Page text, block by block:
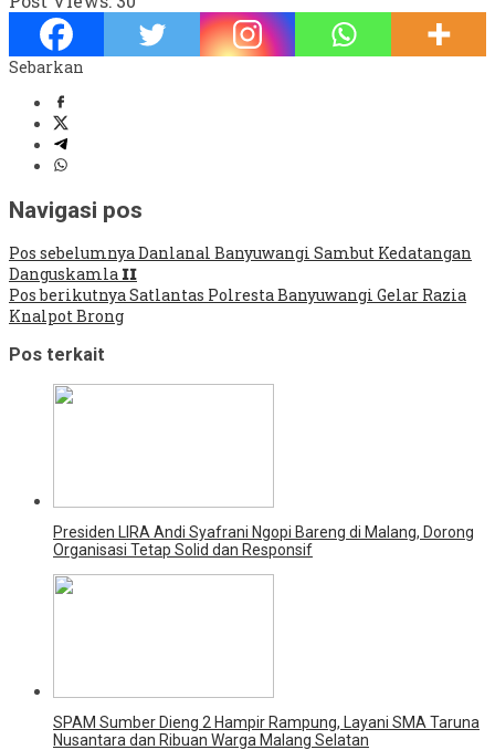
Sebarkan
Navigasi pos
Pos sebelumnyaDanlanal Banyuwangi Sambut Kedatangan
Danguskamla 𝗜𝗜
Pos berikutnyaSatlantas Polresta Banyuwangi Gelar Razia
Knalpot Brong
Pos terkait
Presiden LIRA Andi Syafrani Ngopi Bareng di Malang, Dorong
Organisasi Tetap Solid dan Responsif
SPAM Sumber Dieng 2 Hampir Rampung, Layani SMA Taruna
Nusantara dan Ribuan Warga Malang Selatan